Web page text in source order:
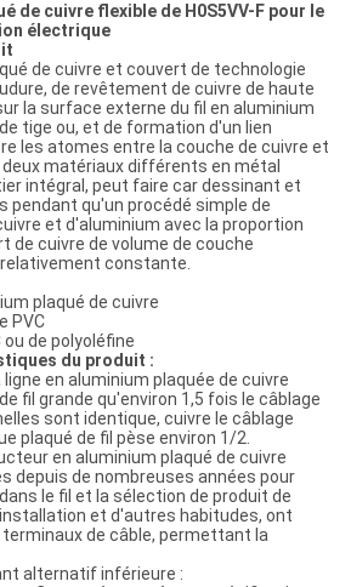
de cuivre flexible de H0S5VV-F pour le
électrique
de cuivre et couvert de technologie
de revêtement de cuivre de haute
la surface externe du fil en aluminium
tige ou, et de formation d'un lien
les atomes entre la couche de cuivre et
deux matériaux différents en métal
intégral, peut faire car dessinant et
pendant qu'un procédé simple de
et d'aluminium avec la proportion
de cuivre de volume de couche
constante.
plaqué de cuivre
PVC
ou de polyoléfine
du produit :
ligne en aluminium plaquée de cuivre
fil grande qu'environ 1,5 fois le câblage
sont identique, cuivre le câblage
plaqué de fil pèse environ 1/2.
en aluminium plaqué de cuivre
depuis de nombreuses années pour
le fil et la sélection de produit de
et d'autres habitudes, ont
de câble, permettant la
alternatif inférieure :